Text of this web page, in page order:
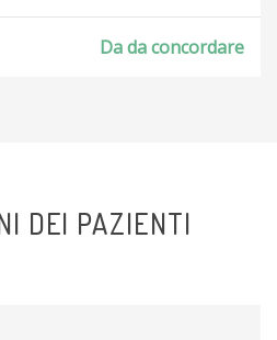
Da da concordare
DEI PAZIENTI